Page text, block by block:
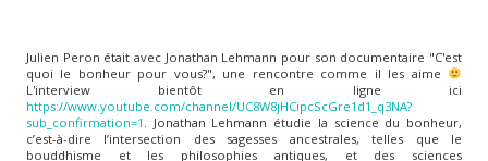
Julien Peron​ était avec Jonathan Lehmann pour son documentaire "C'est
quoi le bonheur pour vous?", une rencontre comme il les aime
L'interview bientôt en ligne ici
https://www.youtube.com/channel/UC8W8jHCipcScGre1d1_q3NA?
sub_confirmation=1 . Jonathan Lehmann étudie la science du bonheur,
c’est-à-dire l’intersection des sagesses ancestrales, telles que le
bouddhisme et les philosophies antiques, et des sciences